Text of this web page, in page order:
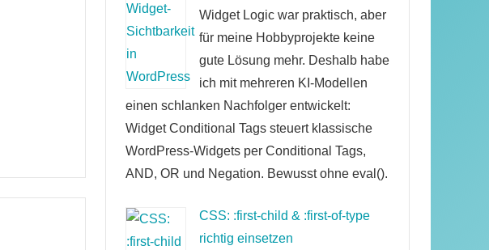
Widget Logic war praktisch, aber
für meine Hobbyprojekte keine
gute Lösung mehr. Deshalb habe
ich mit mehreren KI-Modellen
einen schlanken Nachfolger entwickelt:
Widget Conditional Tags steuert klassische
WordPress-Widgets per Conditional Tags,
AND, OR und Negation. Bewusst ohne eval().
CSS: :first-child & :first-of-type
richtig einsetzen